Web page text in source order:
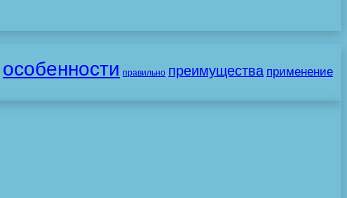
особенности правильно преимущества применение